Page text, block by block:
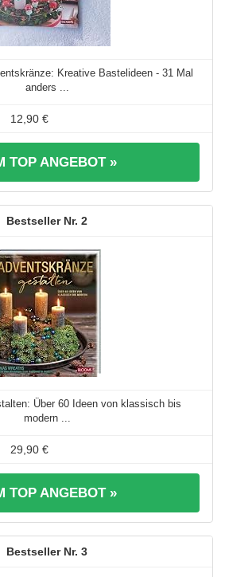
Kreative Bastelideen - 31 Mal
anders ...
12,90 €
TOP ANGEBOT »
2
Über 60 Ideen von klassisch bis
modern ...
29,90 €
TOP ANGEBOT »
3